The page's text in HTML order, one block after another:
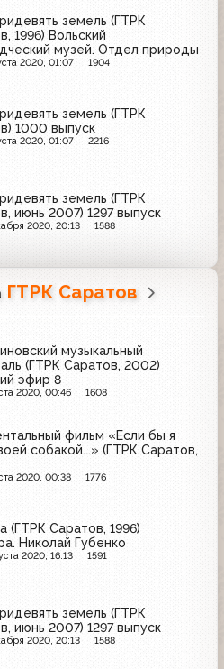
земель (ГТРК
1996) Вольский
музей. Отдел природы
2020, 01:07 1904
земель (ГТРК
1000 выпуск
2020, 01:07 2216
земель (ГТРК
июнь 2007) 1297 выпуск
2020, 20:13 1588
ГТРК Саратов
музыкальный
(ГТРК Саратов, 2002)
эфир 8
2020, 00:46 1608
фильм «Если бы я
собакой...» (ГТРК Саратов,
2020, 00:38 1776
(ГТРК Саратов, 1996)
Николай Губенко
2020, 16:13 1591
земель (ГТРК
июнь 2007) 1297 выпуск
2020, 20:13 1588